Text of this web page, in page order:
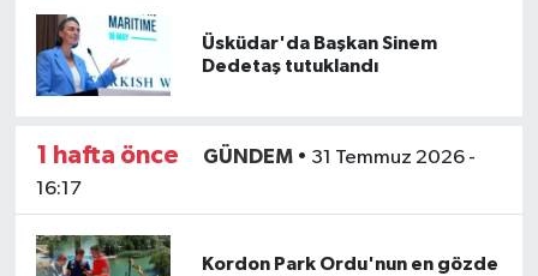
Üsküdar'da Başkan Sinem
Dedetaş tutuklandı
1 hafta önce GÜNDEM• 31 Temmuz 2026 -
16:17
Kordon Park Ordu'nun en gözde
TEKNOLOJİ
TURİZM
VİDEO HABER